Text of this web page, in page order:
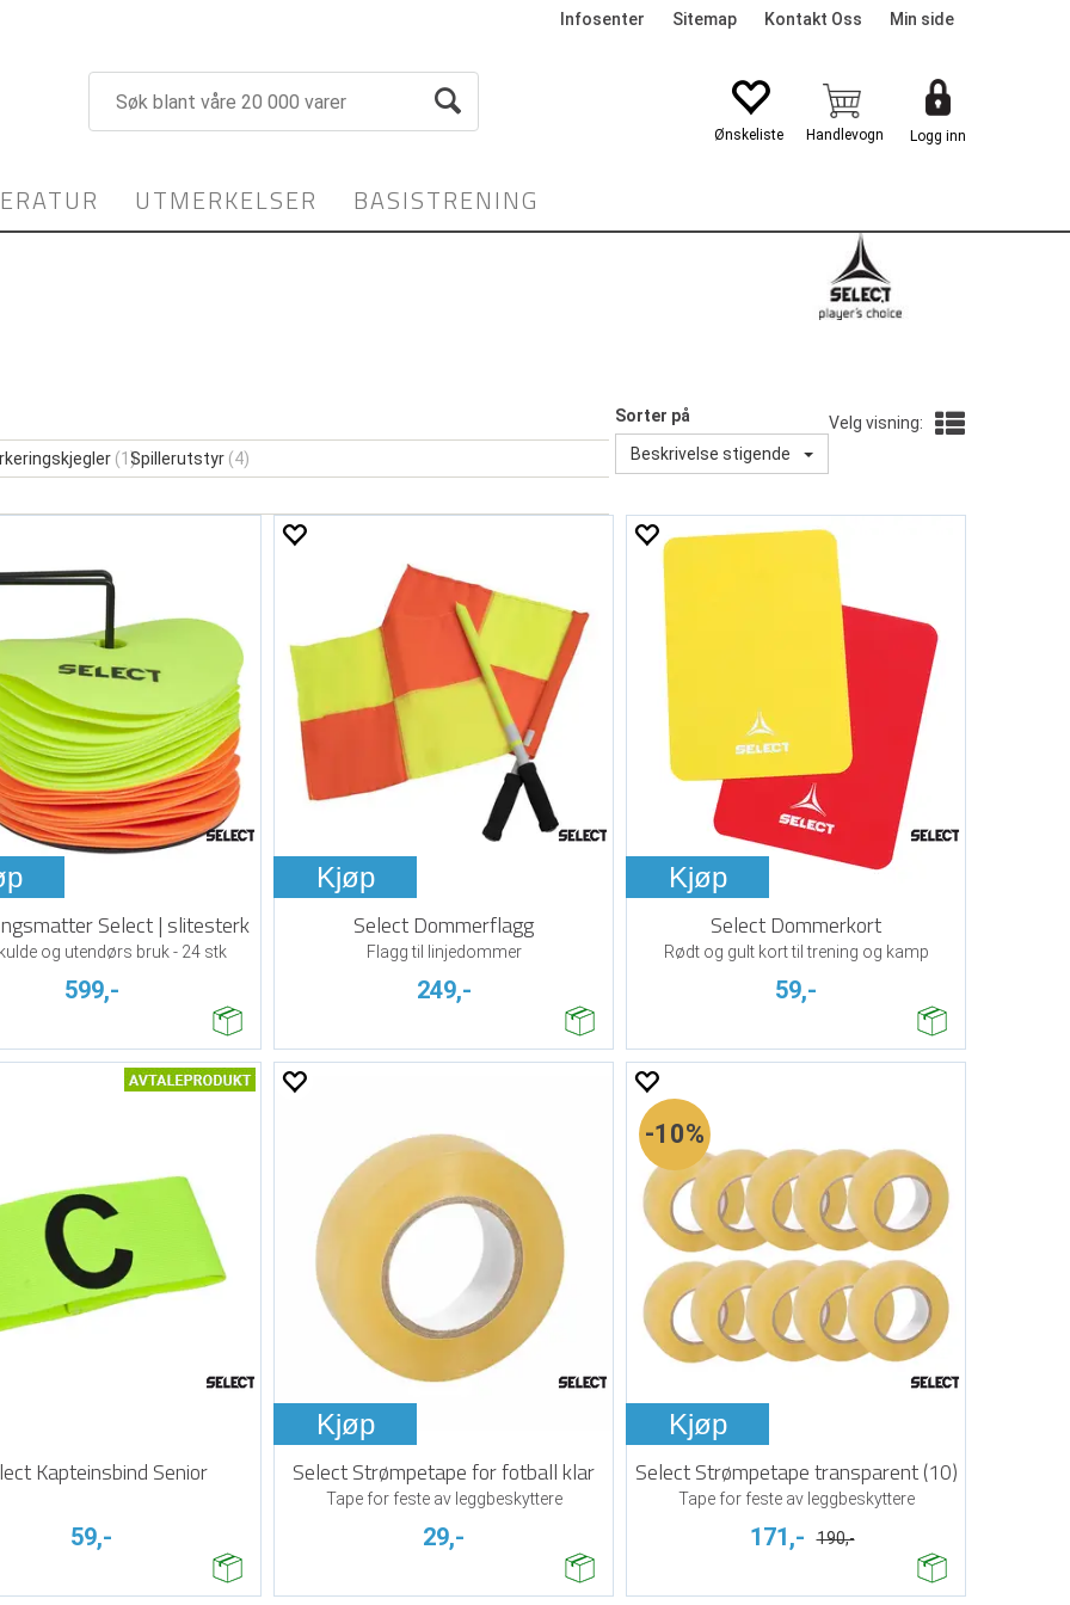
Infosenter Sitemap Kontakt Oss Min side
Logg inn
UTMERKELSER BASISTRENING
Velg visning:
Sorter på
Beskrivelse stigende
(1)Spillerutstyr (4)
Select | slitesterk
og utendørs bruk - 24 stk
599,-
Kjøp
Select Dommerflagg
Flagg til linjedommer
249,-
Kjøp
Select Dommerkort
Rødt og gult kort til trening og kamp
59,-
Kapteinsbind Senior
59,-
Kjøp
Select Strømpetape for fotball klar
Tape for feste av leggbeskyttere
29,-
Kjøp
10%
Select Strømpetape transparent (10)
Tape for feste av leggbeskyttere
171,- 190,-